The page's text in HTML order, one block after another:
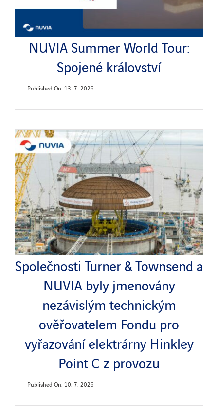
NUVIA Summer World Tour:
Spojené království
Published On: 13. 7. 2026
Společnosti Turner & Townsend a
NUVIA byly jmenovány
nezávislým technickým
ověřovatelem Fondu pro
vyřazování elektrárny Hinkley
Point C z provozu
Published On: 10. 7. 2026